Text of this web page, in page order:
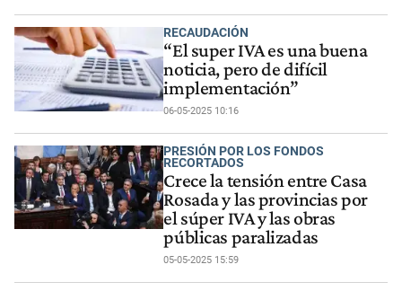
RECAUDACIÓN
“El super IVA es una buena
noticia, pero de difícil
implementación”
06-05-2025 10:16
PRESIÓN POR LOS FONDOS
RECORTADOS
Crece la tensión entre Casa
Rosada y las provincias por
el súper IVA y las obras
públicas paralizadas
05-05-2025 15:59